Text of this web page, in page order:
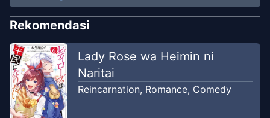
Rekomendasi
Lady Rose wa Heimin ni
Naritai
Reincarnation, Romance, Comedy